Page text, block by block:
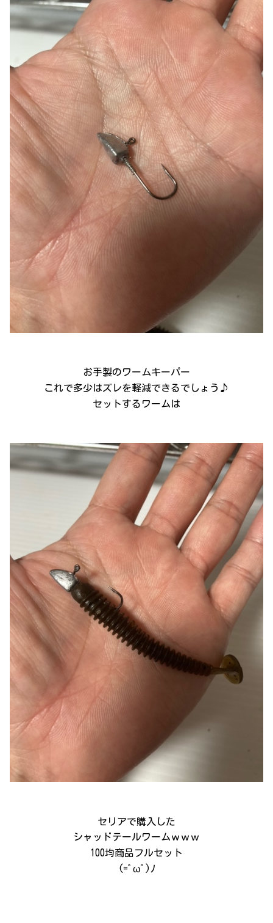
お手製のワームキーパー
これで多少はズレを軽減できるでしょう♪
セットするワームは
セリアで購入した
シャッドテールワームｗｗｗ
100均商品フルセット
(=ﾟωﾟ)ﾉ